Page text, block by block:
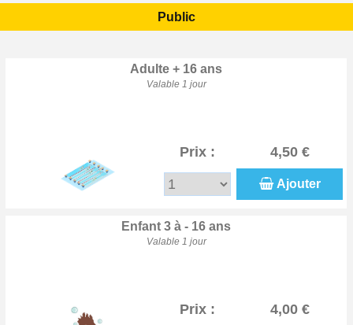
Public
Adulte + 16 ans
Valable 1 jour
Prix : 4,50 €
Ajouter
Enfant 3 à - 16 ans
Valable 1 jour
Prix : 4,00 €